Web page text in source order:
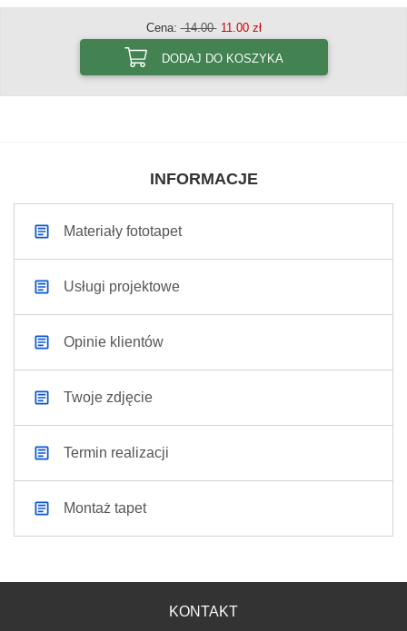
Cena:14.0011.00 zł
DODAJ DO KOSZYKA
INFORMACJE
Materiały fototapet
Usługi projektowe
Opinie klientów
Twoje zdjęcie
Termin realizacji
Montaż tapet
KONTAKT